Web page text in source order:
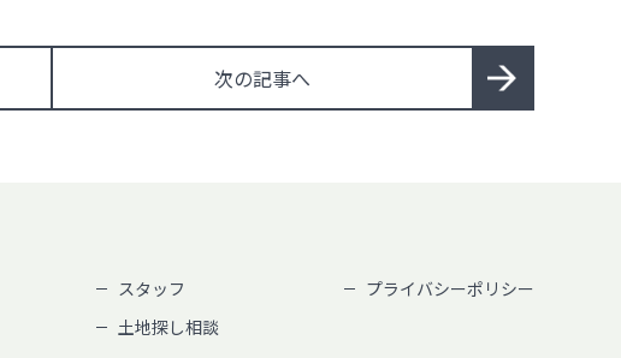
次の記事へ
スタッフ
土地探し相談
プライバシーポリシー